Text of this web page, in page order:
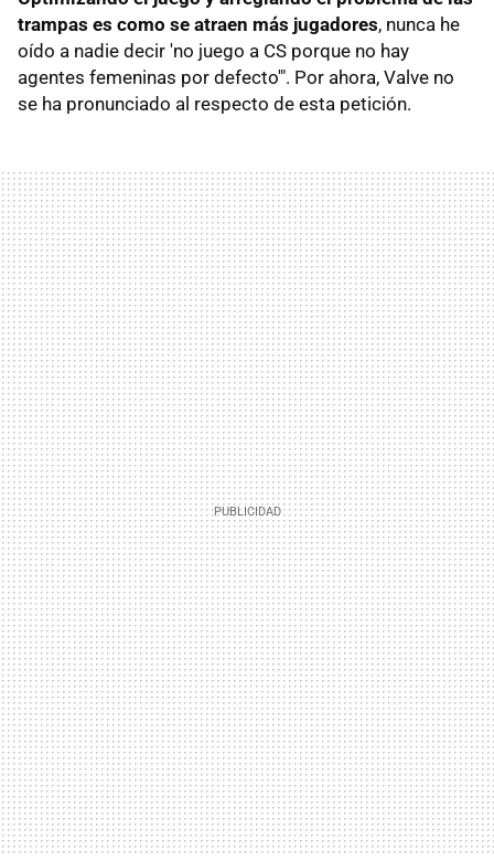
trampas es como se atraen más jugadores, nunca he
oído a nadie decir 'no juego a CS porque no hay
agentes femeninas por defecto'". Por ahora, Valve no
se ha pronunciado al respecto de esta petición.